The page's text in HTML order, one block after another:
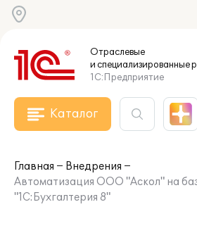
Отраслевые
и специализированные
1С:Предприятие
Каталог
Главная
Внедрения
Автоматизация ООО "Аскол" на
"1С:Бухгалтерия 8"